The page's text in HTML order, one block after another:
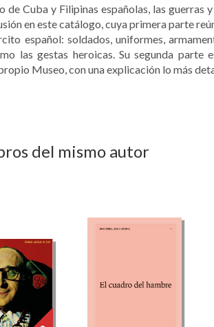
de Cuba y Filipinas españolas, las guerras
en este catálogo, cuya primera parte
español: soldados, uniformes,
las gestas heroicas. Su segunda parte
Museo, con una explicación lo más
del mismo autor